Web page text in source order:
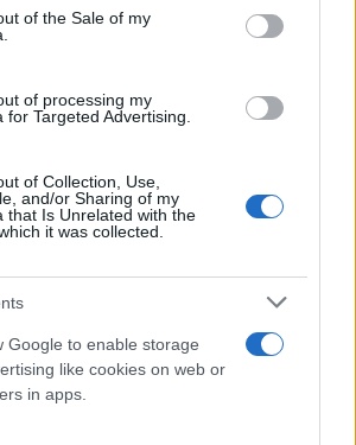
of the Sale of my
of processing my
for Targeted Advertising.
of Collection, Use,
and/or Sharing of my
that Is Unrelated with the
it was collected.
Google to enable storage
like cookies on web or
in apps.
οι δύο ομάδες